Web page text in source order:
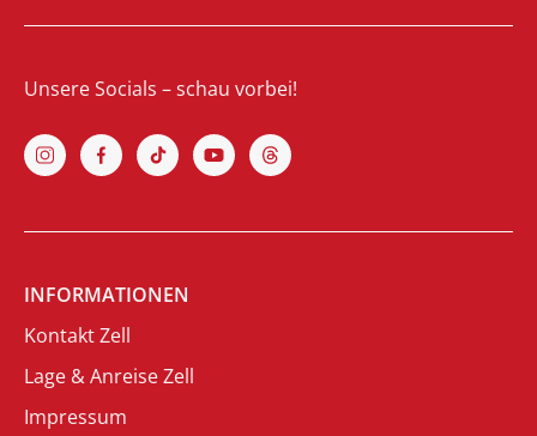
Unsere Socials – schau vorbei!
INFORMATIONEN
Kontakt Zell
Lage & Anreise Zell
Impressum